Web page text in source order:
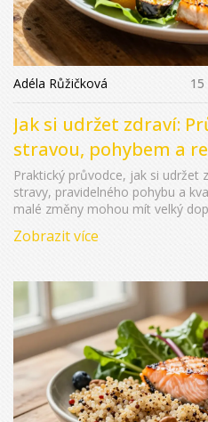
Adéla Růžičková 15
Jak si udržet zdraví:
stravou, pohybem a
Praktický průvodce, jak si udržet
stravy, pravidelného pohybu a
malé změny mohou mít velký
Zobrazit více